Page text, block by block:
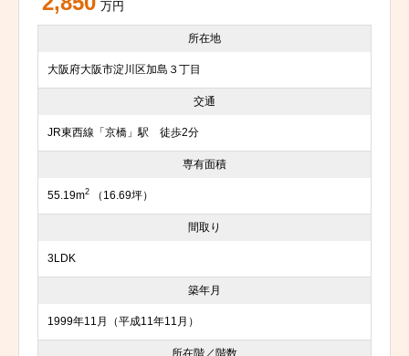
万円
所在地
大阪府大阪市淀川区加島３丁目
交通
JR東西線「京橋」駅 徒歩2分
専有面積
55.19m2 （16.69坪）
間取り
3LDK
築年月
1999年11月（平成11年11月）
所在階／階数